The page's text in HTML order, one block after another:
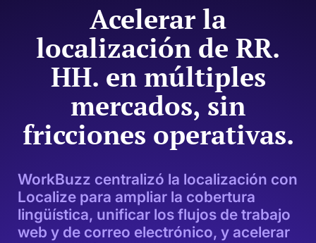
Acelerar la
localización de RR.
HH. en múltiples
mercados, sin
fricciones operativas.
WorkBuzz centralizó la localización con
Localize para ampliar la cobertura
lingüística, unificar los flujos de trabajo
web y de correo electrónico, y acelerar